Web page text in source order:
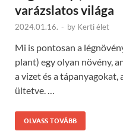
varázslatos világa
2024.01.16. - by Kerti élet
Mi is pontosan a
plant) egy olyan növény,
a vizet és a
ültetve. …
OLVASS TOVÁBB